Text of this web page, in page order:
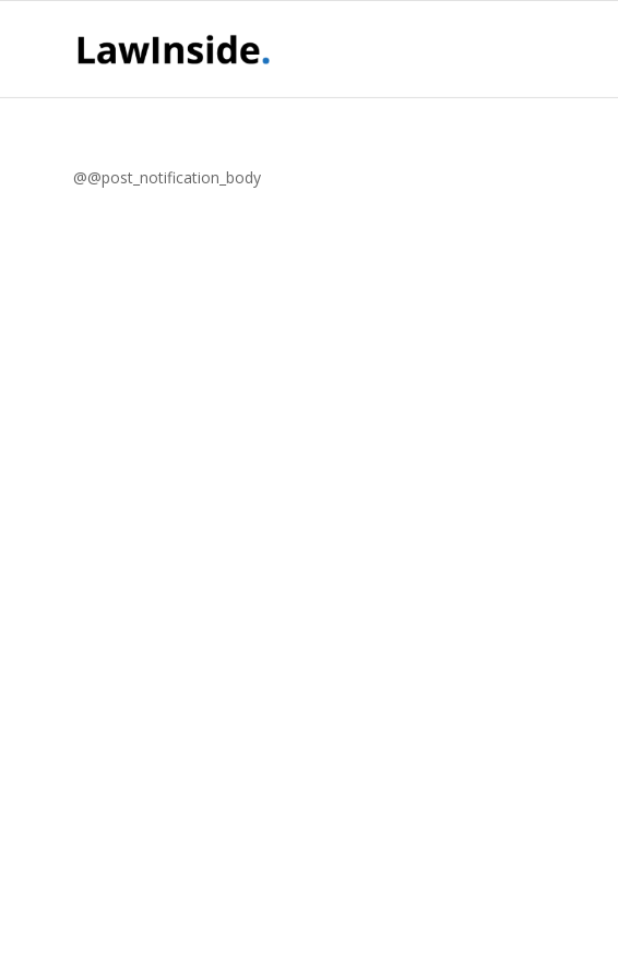
@@post_notification_body